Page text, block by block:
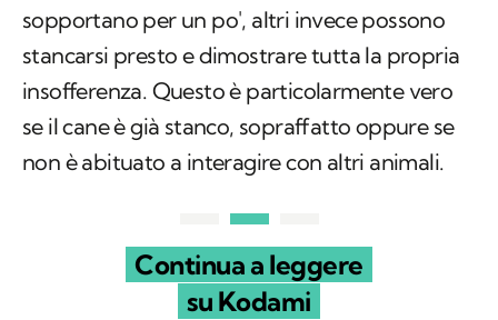
sopportano per un po', altri invece possono
stancarsi presto e dimostrare tutta la propria
insofferenza. Questo è particolarmente vero
se il cane è già stanco, sopraffatto oppure se
non è abituato a interagire con altri animali.
Continua a leggere
su Kodami